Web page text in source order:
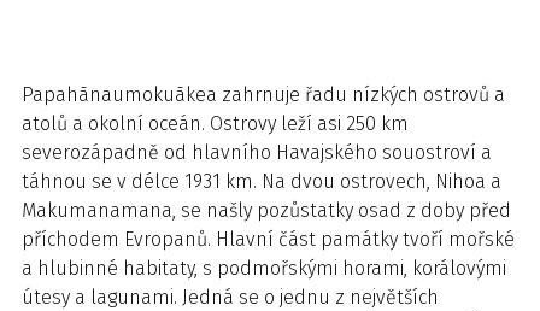
Papahānaumokuākea zahrnuje řadu nízkých ostrovů a
atolů a okolní oceán. Ostrovy leží asi 250 km
severozápadně od hlavního Havajského souostroví a
táhnou se v délce 1931 km. Na dvou ostrovech, Nihoa a
Makumanamana, se našly pozůstatky osad z doby před
příchodem Evropanů. Hlavní část památky tvoří mořské
a hlubinné habitaty, s podmořskými horami, korálovými
útesy a lagunami. Jedná se o jednu z největších